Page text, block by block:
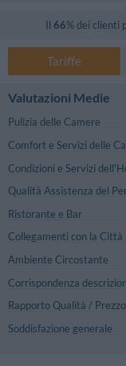
Il 66% dei clienti
Tariffe
Valutazioni Medie
Pulizia delle Camere
Comfort e Servizi delle
Condizioni e Servizi
Qualità Assistenza del
Ristorante e Bar
Collegamenti con la Città
Ambiente Circostante
Corrispondenza
Rapporto Qualità / Prezzo
Soddisfazione generale